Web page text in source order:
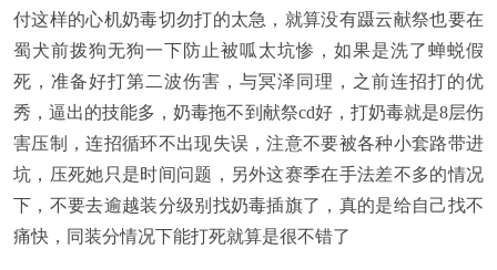
付这样的心机奶毒切勿打的太急，就算没有蹑云献祭也要在
蜀犬前拨狗无狗一下防止被呱太坑惨，如果是洗了蝉蜕假
死，准备好打第二波伤害，与冥泽同理，之前连招打的优
秀，逼出的技能多，奶毒拖不到献祭cd好，打奶毒就是8层伤
害压制，连招循环不出现失误，注意不要被各种小套路带进
坑，压死她只是时间问题，另外这赛季在手法差不多的情况
下，不要去逾越装分级别找奶毒插旗了，真的是给自己找不
痛快，同装分情况下能打死就算是很不错了